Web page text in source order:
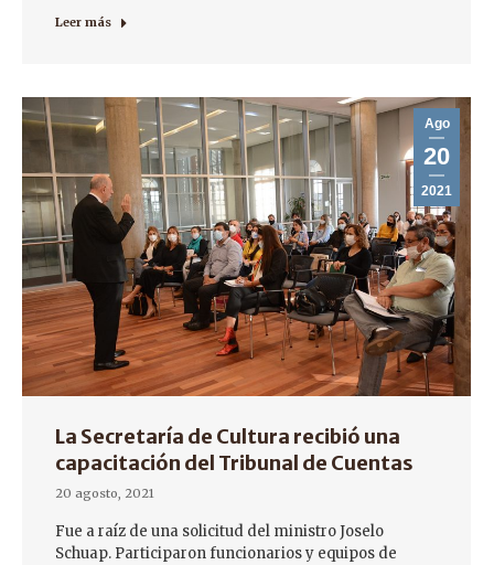
Leer más
Ago
20
2021
La Secretaría de Cultura recibió una
capacitación del Tribunal de Cuentas
20 agosto, 2021
Fue a raíz de una solicitud del ministro Joselo
Schuap. Participaron funcionarios y equipos de